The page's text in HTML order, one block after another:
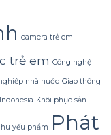
camera trẻ em
trẻ em Công nghệ
nhà nước Giao thông
Indonesia Khôi phục sản
yếu phẩm
Phát